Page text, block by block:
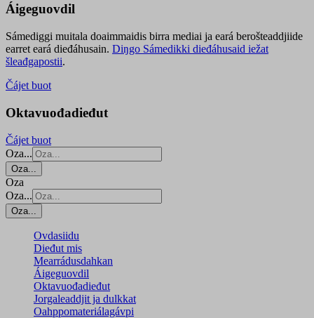
Áigeguovdil
Sámediggi muitala doaimmaidis birra mediai ja eará berošteaddjiide
earret eará dieđáhusain. Diŋgo Sámedikki dieđáhusaid iežat
šleađgapostii.
Čájet buot
Oktavuođadieđut
Čájet buot
Oza...
Oza...
Oza
Oza...
Oza...
Ovdasiidu
Dieđut mis
Mearrádusdahkan
Áigeguovdil
Oktavuođadieđut
Jorgaleaddjit ja dulkkat
Oahppomateriálagávpi